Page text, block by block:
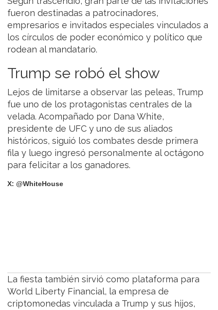
fueron destinadas a patrocinadores,
empresarios e invitados especiales vinculados a
los círculos de poder económico y político que
rodean al mandatario.
Trump se robó el show
Lejos de limitarse a observar las peleas, Trump
fue uno de los protagonistas centrales de la
velada. Acompañado por Dana White,
presidente de UFC y uno de sus aliados
históricos, siguió los combates desde primera
fila y luego ingresó personalmente al octágono
para felicitar a los ganadores.
X: @WhiteHouse
La fiesta también sirvió como plataforma para
World Liberty Financial, la empresa de
criptomonedas vinculada a Trump y sus hijos,